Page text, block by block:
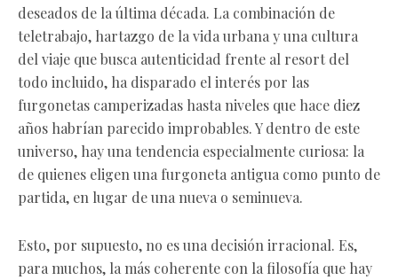
deseados de la última década. La combinación de
teletrabajo, hartazgo de la vida urbana y una cultura
del viaje que busca autenticidad frente al resort del
todo incluido, ha disparado el interés por las
furgonetas camperizadas hasta niveles que hace diez
años habrían parecido improbables. Y dentro de este
universo, hay una tendencia especialmente curiosa: la
de quienes eligen una furgoneta antigua como punto de
partida, en lugar de una nueva o seminueva.
Esto, por supuesto, no es una decisión irracional. Es,
para muchos, la más coherente con la filosofía que hay